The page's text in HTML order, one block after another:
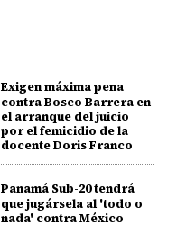
Exigen máxima pena
contra Bosco Barrera en
el arranque del juicio
por el femicidio de la
docente Doris Franco
Panamá Sub-20 tendrá
que jugársela al 'todo o
nada' contra México